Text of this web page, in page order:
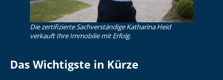
Die zertifizierte Sachverständige Katharina Heid
verkauft Ihre Immobilie mit Erfolg.
Das Wichtigste in Kürze